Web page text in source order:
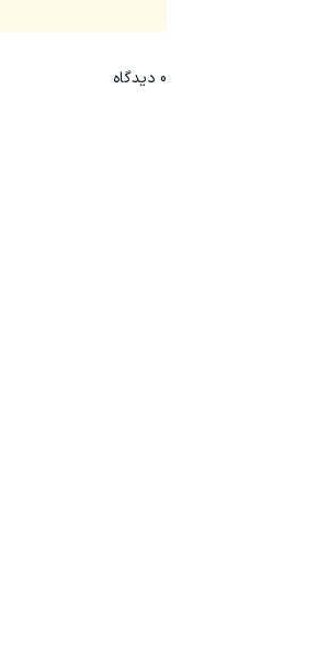
0 دیدگاه